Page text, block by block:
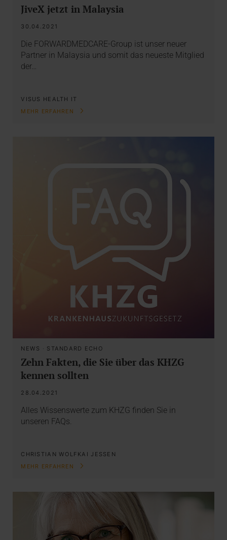
JiveX jetzt in Malaysia
30.04.2021
Die FORWARDMEDCARE-Group ist unser neuer
Partner in Malaysia und somit das neueste Mitglied
der…
VISUS HEALTH IT
MEHR ERFAHREN
NEWS · STANDARD ECHO
Zehn Fakten, die Sie über das KHZG
kennen sollten
28.04.2021
Alles Wissenswerte zum KHZG finden Sie in
unseren FAQs.
CHRISTIAN WOLF KAI JESSEN
MEHR ERFAHREN